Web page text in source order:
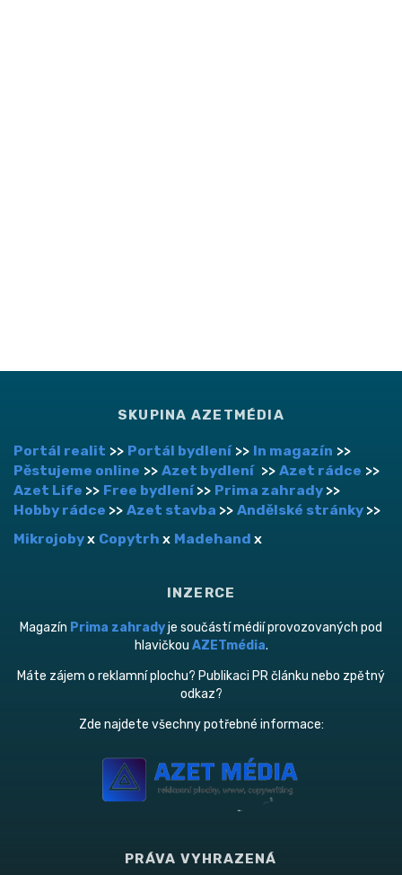
SKUPINA AZETMÉDIA
Portál realit >> Portál bydlení>> In magazín >>
Pěstujeme online >> Azet bydlení >> Azet rádce >>
Azet Life >> Free bydlení>> Prima zahrady >>
Hobby rádce >> Azet stavba >> Andělské stránky >>
Mikrojobyx Copytrh x Madehand x
INZERCE
Magazín Prima zahradyje součástí médií provozovaných pod
hlavičkou AZETmédia.
Máte zájem o reklamní plochu? Publikaci PR článku nebo zpětný
odkaz?
Zde najdete všechny potřebné informace:
PRÁVA VYHRAZENÁ